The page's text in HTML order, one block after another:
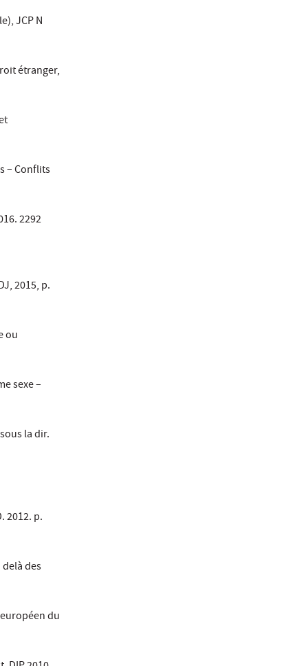
JCP N
étranger,
– Conflits
2292
2015, p.
ou
sexe –
la dir.
2012. p.
des
du